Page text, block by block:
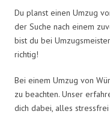
Du planst einen Umzug
der Suche nach einem
bist du bei
richtig!
Bei einem Umzug von
zu beachten. Unser
dich dabei, alles